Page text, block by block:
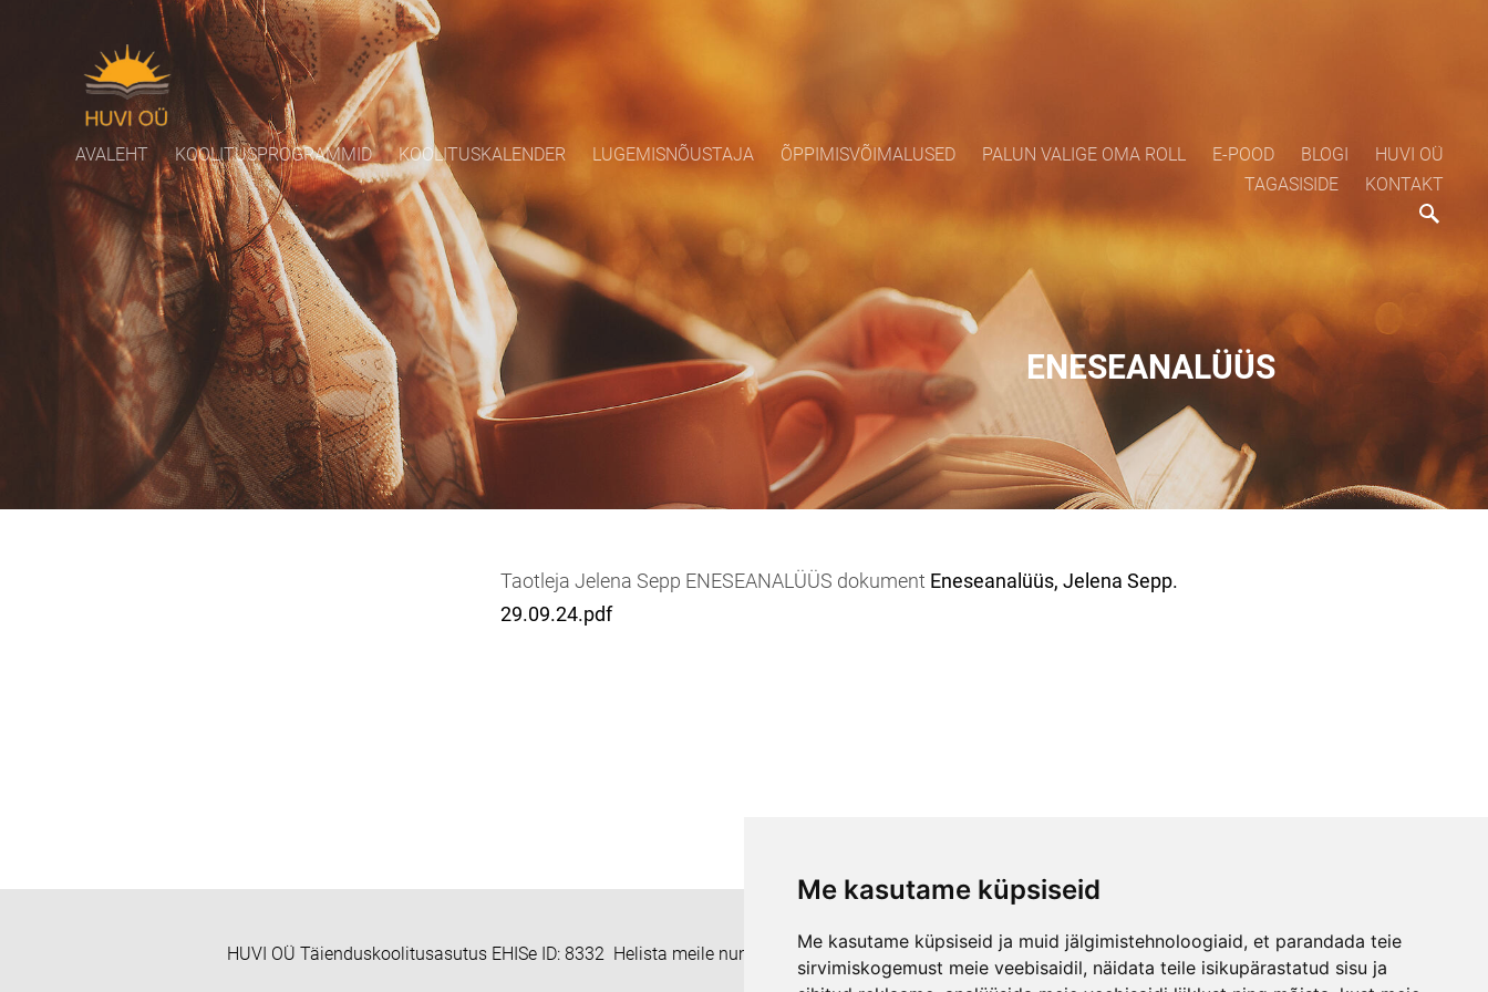
Me kasutame küpsiseid
Me kasutame küpsiseid ja muid jälgimistehnoloogiaid, et parandada teie
sirvimiskogemust meie veebisaidil, näidata teile isikupärastatud sisu ja
AVALEHT KOOLITUSPROGRAMMID KOOLITUSKALENDER LUGEMISNÕUSTAJA ÕPPIMISVÕIMALUSED PALUN VALIGE OMA ROLL E-POOD BLOGI
HUVI OÜ
TAGASISIDE
KONTAKT
ENESEANALÜÜS
Taotleja Jelena Sepp ENESEANALÜÜS dokument Eneseanalüüs, Jelena Sepp.
29.09.24.pdf
HUVI OÜ Täienduskoolitusasutus EHISe ID: 8332 Helista meile numbril +372 55938233 või kirjuta aadressil koolitushuvi@gmail.com